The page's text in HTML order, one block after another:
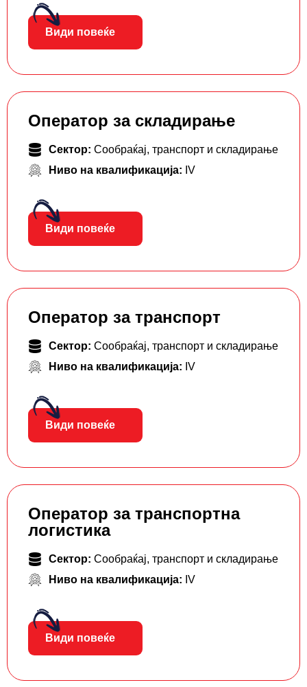
Види повеќе
Оператор за складирање
Сектор: Сообраќај, транспорт и складирање
Ниво на квалификација: IV
Види повеќе
Оператор за транспорт
Сектор: Сообраќај, транспорт и складирање
Ниво на квалификација: IV
Види повеќе
Оператор за транспортна
логистика
Сектор: Сообраќај, транспорт и складирање
Ниво на квалификација: IV
Види повеќе